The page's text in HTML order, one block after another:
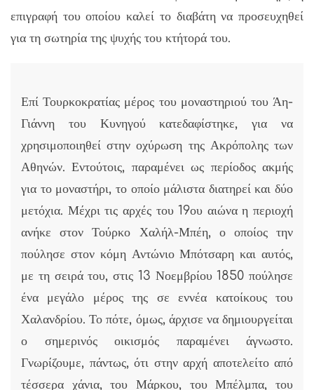
επιγραφή του οποίου καλεί το διαβάτη να προσευχηθεί
για τη σωτηρία της ψυχής του κτήτορά του.
Επί Τουρκοκρατίας μέρος του μοναστηριού του Άη-
Γιάννη του Κυνηγού κατεδαφίστηκε, για να
χρησιμοποιηθεί στην οχύρωση της Ακρόπολης των
Αθηνών. Εντούτοις, παραμένει ως περίοδος ακμής
για το μοναστήρι, το οποίο μάλιστα διατηρεί και δύο
μετόχια. Μέχρι τις αρχές του 19ου αιώνα η περιοχή
ανήκε στον Τούρκο Χαλήλ-Μπέη, ο οποίος την
πούλησε στον κόμη Αντώνιο Μπότσαρη και αυτός,
με τη σειρά του, στις 13 Νοεμβρίου 1850 πούλησε
ένα μεγάλο μέρος της σε εννέα κατοίκους του
Χαλανδρίου. Το πότε, όμως, άρχισε να δημιουργείται
ο σημερινός οικισμός παραμένει άγνωστο.
Γνωρίζουμε, πάντως, ότι στην αρχή αποτελείτο από
τέσσερα χάνια, του Μάρκου, του Μπέλμπα, του